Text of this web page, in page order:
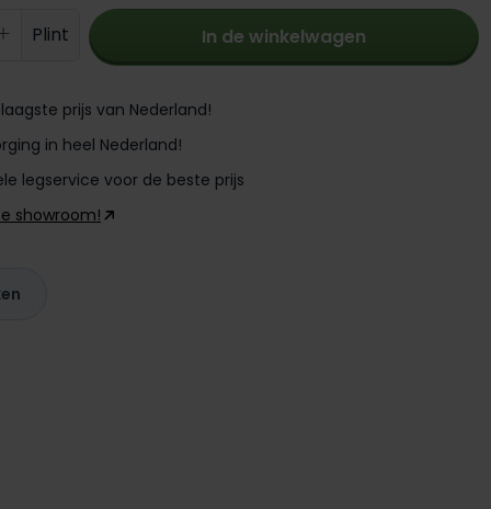
Voer de gewenste
Plint In de winkelwagen
prijs van Nederland!
in heel Nederland!
legservice voor de beste prijs
showroom!